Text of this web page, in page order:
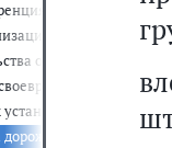
деятельности
о
и (или)
знаках и